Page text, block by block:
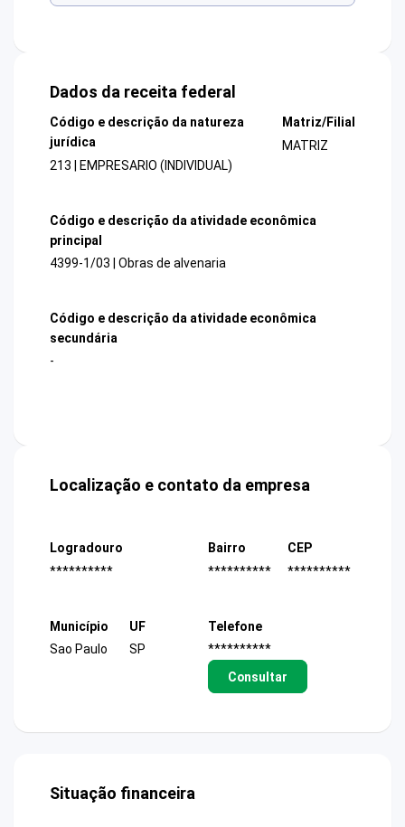
Dados da receita federal
Código e descrição da natureza
jurídica
213 | EMPRESARIO (INDIVIDUAL)
Matriz/Filial
MATRIZ
Código e descrição da atividade econômica
principal
4399-1/03 | Obras de alvenaria
Código e descrição da atividade econômica
secundária
-
Localização e contato da empresa
Logradouro
**********
Bairro
**********
CEP
**********
Município
Sao Paulo
UF
SP
Telefone
**********
Consultar
Situação financeira